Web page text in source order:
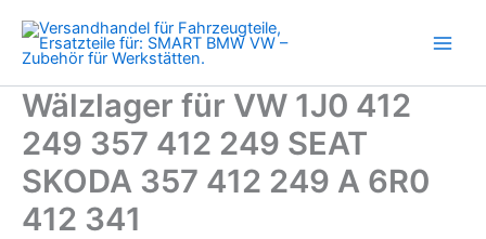
Inhalt
springen
Wälzlager für VW 1J0 412
249 357 412 249 SEAT
SKODA 357 412 249 A 6R0
412 341
357
412
249
SEAT
SKODA
357
412
249